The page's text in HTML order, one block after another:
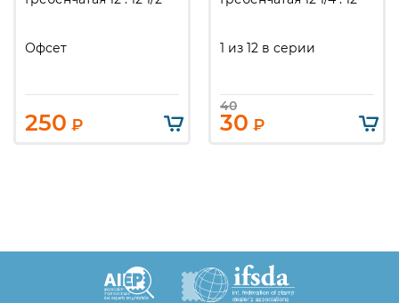
Офсет
250 ₽
1 из 12 в серии
40
30 ₽